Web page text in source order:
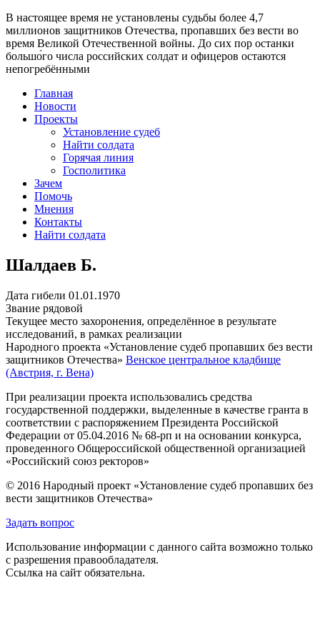
В настоящее время не установлены судьбы более 4,7
миллионов защитников Отечества, пропавших без вести во
время Великой Отечественной войны. До сих пор останки
большо́го числа российских солдат и офицеров остаются
непогребёнными
Главная
Новости
Проекты
Установление судеб
Найти солдата
Горячая линия
Госполитика
Зачем
Помочь
Мнения
Контакты
Найти солдата
Шалдаев Б.
Дата гибели 01.01.1970
Звание рядовой
Текущее место захоронения, определённое в результате
исследований, в рамках реализации
Народного проекта «Установление судеб пропавших без вести
защитников Отечества» Венское центральное кладбище
(Австрия, г. Вена)
При реализации проекта использовались средства
государственной поддержки, выделенные в качестве гранта в
соответствии с распоряжением Президента Российской
Федерации от 05.04.2016 № 68-рп и на основании конкурса,
проведенного Общероссийской общественной организацией
«Российский союз ректоров»
© 2016 Народный проект «Установление судеб пропавших без
вести защитников Отечества»
Задать вопрос
Использование информации с данного сайта возможно только
с разрешения правообладателя.
Ссылка на сайт обязательна.